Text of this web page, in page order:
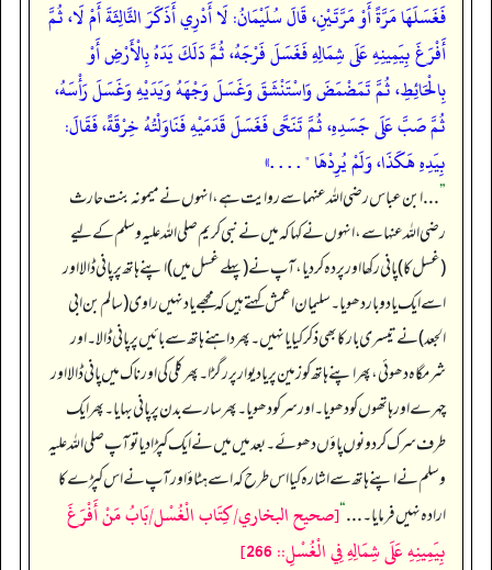
فَغَسَلَهَا مَرَّةً أَوْ مَرَّتَيْنِ، قَالَ سُلَيْمَانُ: لَا أَدْرِي أَذَكَرَ الثَّالِثَةَ أَمْ لَا، ثُمَّ
أَفْرَغَ بِيَمِينِهِ عَلَى شِمَالِهِ فَغَسَلَ فَرْجَهُ، ثُمَّ دَلَكَ يَدَهُ بِالْأَرْضِ أَوْ
بِالْحَائِطِ، ثُمَّ تَمَضْمَضَ وَاسْتَنْشَقَ وَغَسَلَ وَجْهَهُ وَيَدَيْهِ وَغَسَلَ رَأْسَهُ،
ثُمَّ صَبَّ عَلَى جَسَدِهِ، ثُمَّ تَنَحَّى فَغَسَلَ قَدَمَيْهِ فَنَاوَلْتُهُ خِرْقَةً، فَقَالَ:
بِيَدِهِ هَكَذَا، وَلَمْ يُرِدْهَا " . . . .»
”. . . ابن عباس رضی اللہ عنہما سے روایت ہے، انہوں نے میمونہ بنت حارث
رضی اللہ عنہا سے، انہوں نے کہا کہ میں نے نبی کریم صلی اللہ علیہ وسلم کے لیے
(غسل کا) پانی رکھا اور پردہ کر دیا، آپ نے (پہلے غسل میں) اپنے ہاتھ پر پانی ڈالا اور
اسے ایک یا دو بار دھویا۔ سلیمان اعمش کہتے ہیں کہ مجھے یاد نہیں راوی (سالم بن ابی
الجعد) نے تیسری بار کا بھی ذکر کیا یا نہیں۔ پھر داہنے ہاتھ سے بائیں پر پانی ڈالا۔ اور
شرمگاہ دھوئی، پھر اپنے ہاتھ کو زمین پر یا دیوار پر رگڑا۔ پھر کلی کی اور ناک میں پانی ڈالا اور
چہرے اور ہاتھوں کو دھویا۔ اور سر کو دھویا۔ پھر سارے بدن پر پانی بہایا۔ پھر ایک
طرف سرک کر دونوں پاؤں دھوئے۔ بعد میں میں نے ایک کپڑا دیا تو آپ صلی اللہ علیہ
وسلم نے اپنے ہاتھ سے اشارہ کیا اس طرح کہ اسے ہٹاؤ اور آپ نے اس کپڑے کا
ارادہ نہیں فرمایا۔ . . .“[صحيح البخاري/كِتَاب الْغُسْل/بَابُ مَنْ أَفْرَغَ
بِيَمِينِهِ عَلَى شِمَالِهِ فِي الْغُسْلِ:: 266]